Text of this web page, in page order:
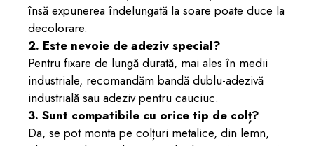
însă expunerea îndelungată la soare poate duce la
decolorare.
2. Este nevoie de adeziv special?
Pentru fixare de lungă durată, mai ales în medii
industriale, recomandăm bandă dublu-adezivă
industrială sau adeziv pentru cauciuc.
3. Sunt compatibile cu orice tip de colț?
Da, se pot monta pe colțuri metalice, din lemn,